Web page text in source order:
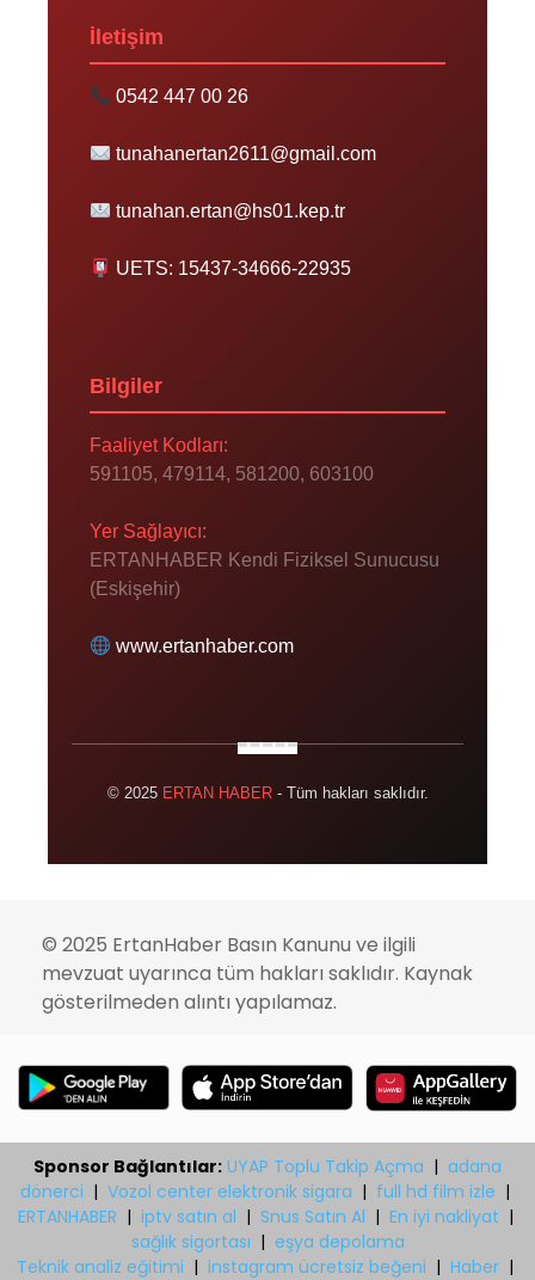
İletişim
0542 447 00 26
tunahanertan2611@gmail.com
tunahan.ertan@hs01.kep.tr
UETS: 15437-34666-22935
Bilgiler
Faaliyet Kodları:
591105, 479114, 581200, 603100
Yer Sağlayıcı:
ERTANHABER Kendi Fiziksel Sunucusu
(Eskişehir)
www.ertanhaber.com
© 2025 ERTAN HABER- Tüm hakları saklıdır.
© 2025 ErtanHaber Basın Kanunu ve ilgili
mevzuat uyarınca tüm hakları saklıdır. Kaynak
gösterilmeden alıntı yapılamaz.
Sponsor Bağlantılar: UYAP Toplu Takip Açma | adana
dönerci | Vozol center elektronik sigara | full hd film izle |
ERTANHABER | iptv satın al | Snus Satın Al | En iyi nakliyat |
sağlık sigortası | eşya depolama
Teknik analiz eğitimi | instagram ücretsiz beğeni | Haber |